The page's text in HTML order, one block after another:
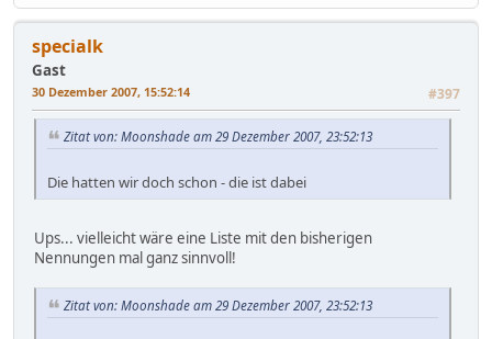
specialk
Gast
30 Dezember 2007, 15:52:14 #397
Zitat von: Moonshade am 29 Dezember 2007, 23:52:13
Die hatten wir doch schon - die ist dabei
Ups... vielleicht wäre eine Liste mit den bisherigen
Nennungen mal ganz sinnvoll!
Zitat von: Moonshade am 29 Dezember 2007, 23:52:13